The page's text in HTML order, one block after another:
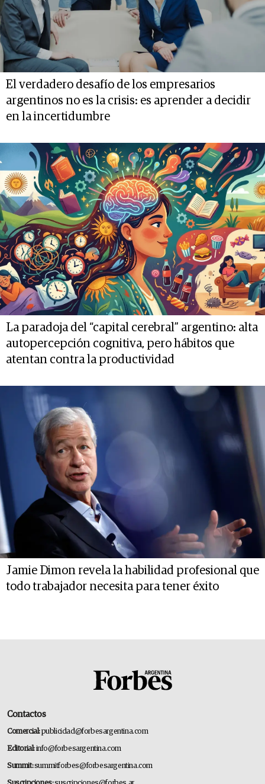
El verdadero desafío de los empresarios
argentinos no es la crisis: es aprender a decidir
en la incertidumbre
La paradoja del “capital cerebral” argentino: alta
autopercepción cognitiva, pero hábitos que
atentan contra la productividad
Jamie Dimon revela la habilidad profesional que
todo trabajador necesita para tener éxito
Contactos
Comercial:publicidad@forbesargentina.com
Editorial:info@forbesargentina.com
Summit:summitforbes@forbesargentina.com